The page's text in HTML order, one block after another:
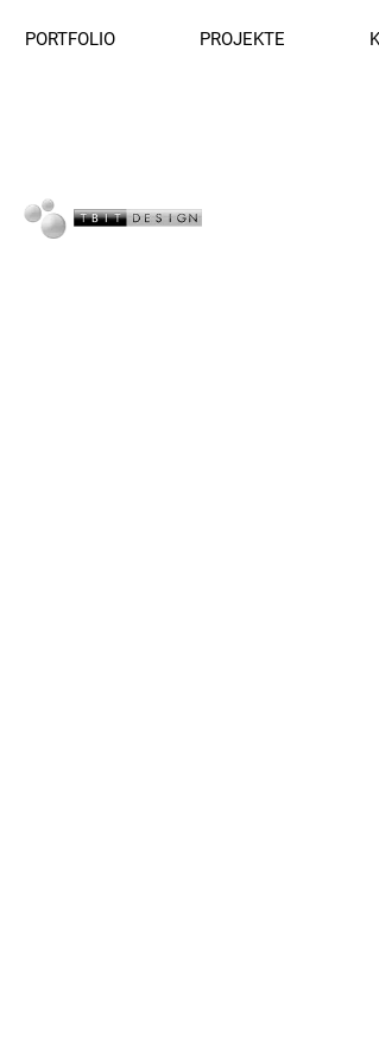
PORTFOLIO PROJEKTE